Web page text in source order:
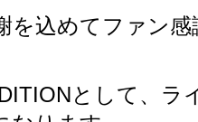
を込めてファン
として、ラ